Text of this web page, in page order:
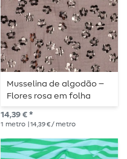
Musselina de algodão –
Flores rosa em folha
metálica
14,39 € *
1 metro | 14,39 € / metro